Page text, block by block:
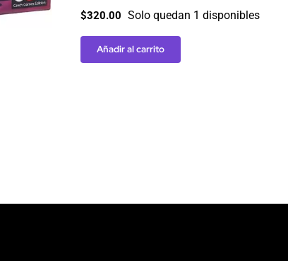
$320.00 Solo quedan 1 disponibles
Añadir al carrito